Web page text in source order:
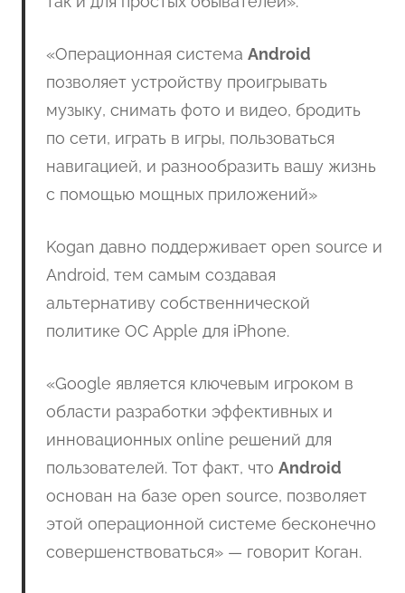
«Операционная система Android
позволяет устройству проигрывать
музыку, снимать фото и видео, бродить
по сети, играть в игры, пользоваться
навигацией, и разнообразить вашу жизнь
с помощью мощных приложений»
Kogan давно поддерживает open source и
Android, тем самым создавая
альтернативу собственнической
политике ОС Apple для iPhone.
«Google является ключевым игроком в
области разработки эффективных и
инновационных online решений для
пользователей. Тот факт, что Android
основан на базе open source, позволяет
этой операционной системе бесконечно
совершенствоваться» — говорит Коган.